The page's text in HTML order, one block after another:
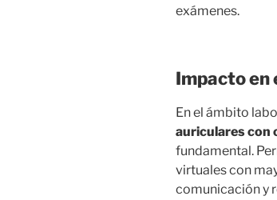
exámenes.
Impacto en
En el ámbito
auriculares con
fundamental.
virtuales con
comunicación y